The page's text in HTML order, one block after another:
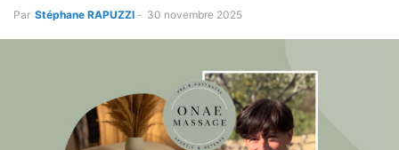
Par Stéphane RAPUZZI - 30 novembre 2025